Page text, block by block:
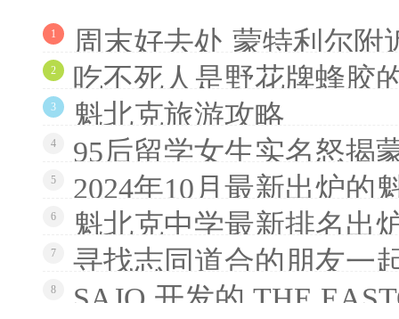
1 周末好去处 蒙特利尔附
2 吃不死人是野花牌蜂胶
3 魁北克旅游攻略
4 95后留学女生实名怒揭
5 2024年10月最新出炉的
6 魁北克中学最新排名出
7 寻找志同道合的朋友一
8 SAJO 开发的 THE